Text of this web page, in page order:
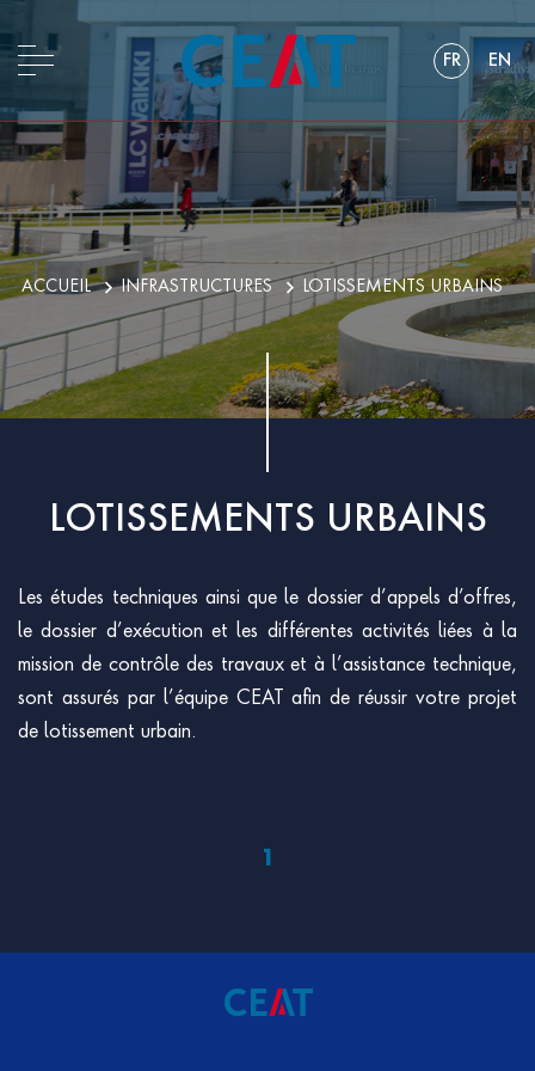
FR EN
ACCUEIL INFRASTRUCTURES LOTISSEMENTS URBAINS
LOTISSEMENTS URBAINS
Les études techniques ainsi que le dossier d’appels d’offres,
le dossier d’exécution et les différentes activités liées à la
mission de contrôle des travaux et à l’assistance technique,
sont assurés par l’équipe CEAT afin de réussir votre projet
de lotissement urbain.
1